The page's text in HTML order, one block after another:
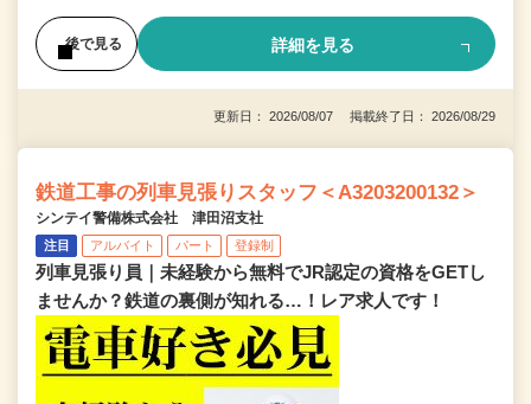
後で見る 詳細を見る
更新日： 2026/08/07 掲載終了日： 2026/08/29
鉄道工事の列車見張りスタッフ＜A3203200132＞
シンテイ警備株式会社 津田沼支社
注目 アルバイト パート 登録制
列車見張り員｜未経験から無料でJR認定の資格をGETし
ませんか？鉄道の裏側が知れる…！レア求人です！